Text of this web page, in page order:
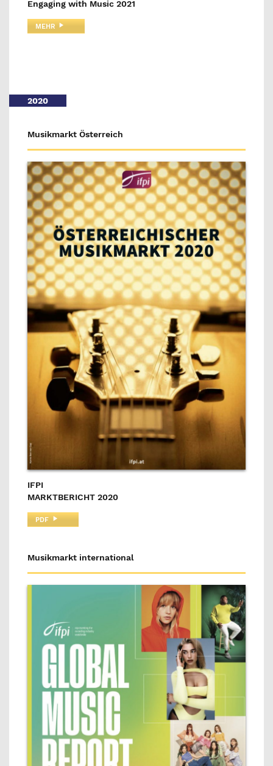
Engaging with Music 2021
MEHR
2020
Musikmarkt Österreich
IFPI
MARKTBERICHT 2020
PDF
Musikmarkt international